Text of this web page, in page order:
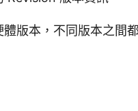
版本，不同版本之間